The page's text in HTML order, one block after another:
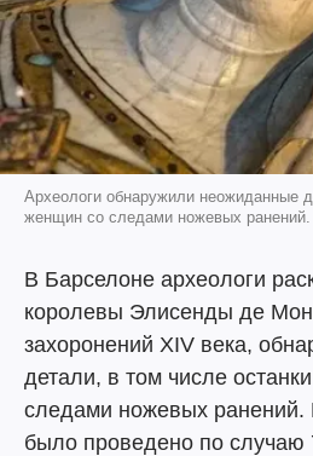
Археологи обнаружили неожиданные
женщин со следами ножевых
В Барселоне археологи
королевы Элисенды де
захоронений XIV века,
детали, в том числе
следами ножевых ранений.
было проведено по случаю